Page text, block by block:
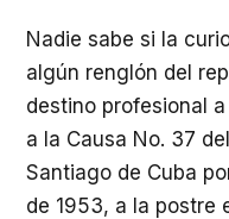
Nadie sabe si la
algún renglón del
destino profesional
a la Causa No. 37
Santiago de Cuba
de 1953, a la postre